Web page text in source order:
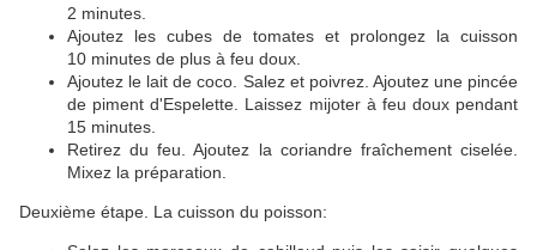
2 minutes.
Ajoutez les cubes de tomates et prolongez la cuisson
10 minutes de plus à feu doux.
Ajoutez le lait de coco. Salez et poivrez. Ajoutez une pincée
de piment d'Espelette. Laissez mijoter à feu doux pendant
15 minutes.
Retirez du feu. Ajoutez la coriandre fraîchement ciselée.
Mixez la préparation.
Deuxième étape. La cuisson du poisson: